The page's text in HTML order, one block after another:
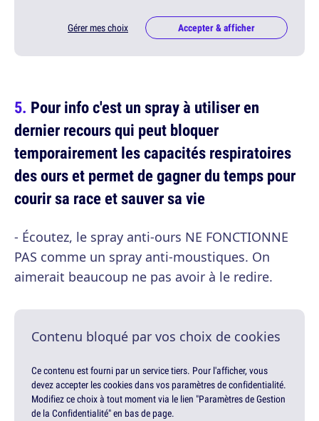
Gérer mes choix Accepter & afficher
Pour info c'est un spray à utiliser en
dernier recours qui peut bloquer
temporairement les capacités respiratoires
des ours et permet de gagner du temps pour
courir sa race et sauver sa vie
- Écoutez, le spray anti-ours NE FONCTIONNE
PAS comme un spray anti-moustiques. On
aimerait beaucoup ne pas avoir à le redire.
Contenu bloqué par vos choix de cookies
Ce contenu est fourni par un service tiers. Pour l'afficher, vous
devez accepter les cookies dans vos paramètres de confidentialité.
Modifiez ce choix à tout moment via le lien "Paramètres de Gestion
de la Confidentialité" en bas de page.